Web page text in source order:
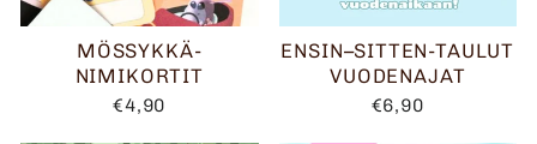
MÖSSYKKÄ-
NIMIKORTIT
€4,90
ENSIN–SITTEN-TAULUT
VUODENAJAT
€6,90